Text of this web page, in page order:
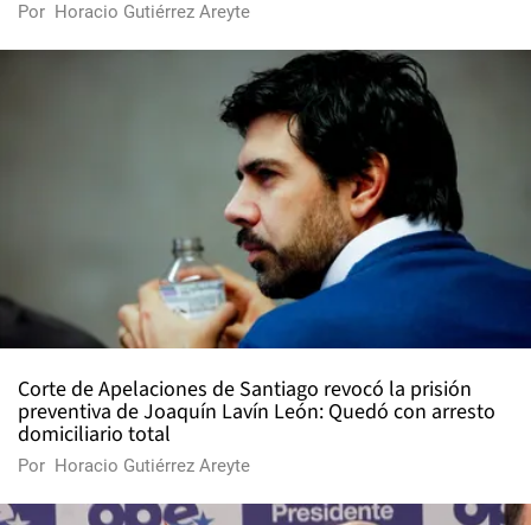
Por Horacio Gutiérrez Areyte
Corte de Apelaciones de Santiago revocó la prisión
preventiva de Joaquín Lavín León: Quedó con arresto
domiciliario total
Por Horacio Gutiérrez Areyte